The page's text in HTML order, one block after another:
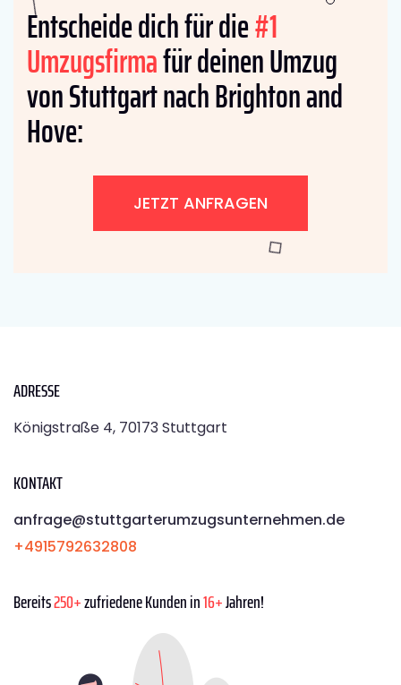
Entscheide dich für die#1
Umzugsfirmafür deinen Umzug
von Stuttgart nach Brighton and
Hove:
JETZT ANFRAGEN
ADRESSE
Königstraße 4, 70173 Stuttgart
KONTAKT
anfrage@stuttgarterumzugsunternehmen.de
+4915792632808
Bereits250+zufriedene Kunden in16+Jahren!